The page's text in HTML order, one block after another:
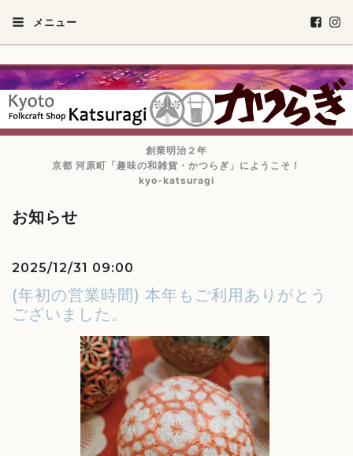
メニュー
創業明治２年
京都 河原町「趣味の和雑貨・かつらぎ」にようこそ！
kyo-katsuragi
お知らせ
2025/12/31 09:00
(年初の営業時間) 本年もご利用ありがとう
ございました。